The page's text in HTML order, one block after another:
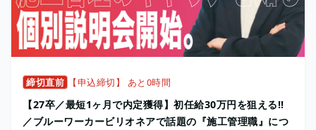
締切直前 【申込締切】 あと0時間
【27卒／最短1ヶ月で内定獲得】初任給30万円を狙える!!
／ブルーワーカービリオネアで話題の『施工管理職』につ